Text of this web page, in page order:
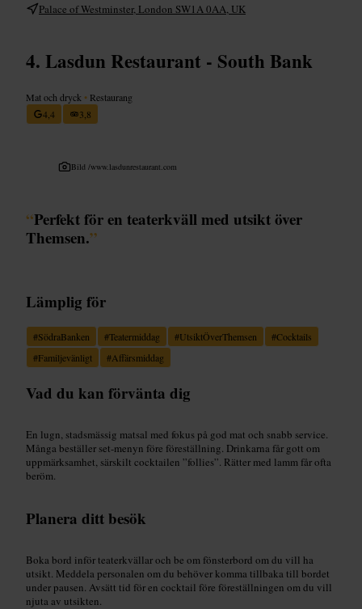
Palace of Westminster, London SW1A 0AA, UK
Lasdun Restaurant - South Bank
Mat och dryck • Restaurang
4,4
3,8
Bild /www.lasdunrestaurant.com
“Perfekt för en teaterkväll med utsikt över
Themsen.”
Lämplig för
#SödraBanken #Teatermiddag #UtsiktÖverThemsen #Cocktails
#Familjevänligt #Affärsmiddag
Vad du kan förvänta dig
En lugn, stadsmässig matsal med fokus på god mat och snabb service.
Många beställer set-menyn före föreställning. Drinkarna får gott om
uppmärksamhet, särskilt cocktailen ”follies”. Rätter med lamm får ofta
beröm.
Planera ditt besök
Boka bord inför teaterkvällar och be om fönsterbord om du vill ha
utsikt. Meddela personalen om du behöver komma tillbaka till bordet
under pausen. Avsätt tid för en cocktail före föreställningen om du vill
njuta av utsikten.